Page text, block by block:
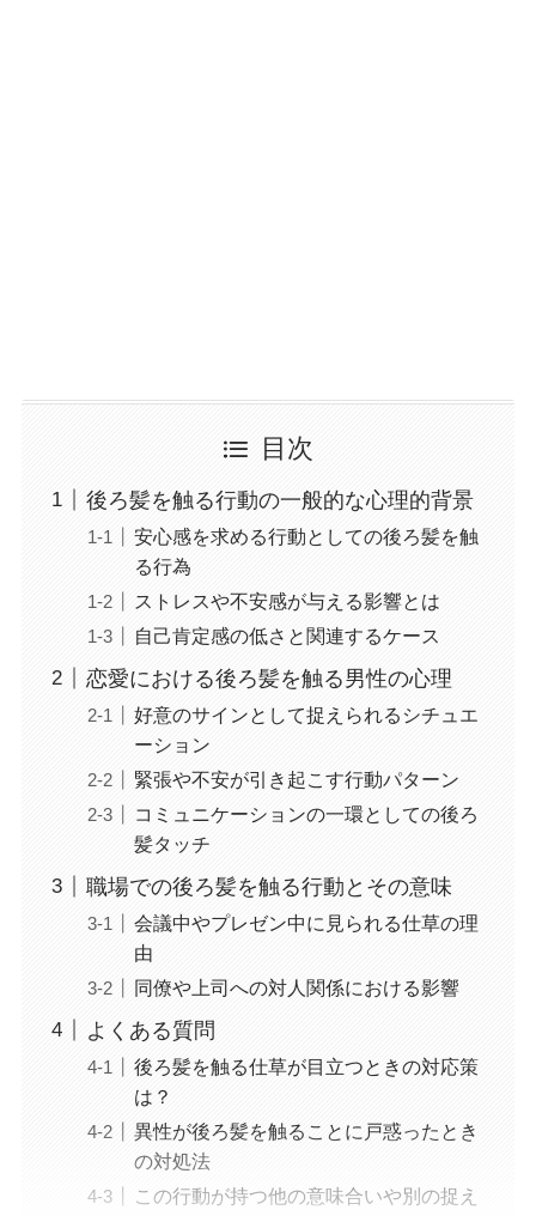
目次
後ろ髪を触る行動の一般的な心理的背景
安心感を求める行動としての後ろ髪を触
る行為
ストレスや不安感が与える影響とは
自己肯定感の低さと関連するケース
恋愛における後ろ髪を触る男性の心理
好意のサインとして捉えられるシチュエ
ーション
緊張や不安が引き起こす行動パターン
コミュニケーションの一環としての後ろ
髪タッチ
職場での後ろ髪を触る行動とその意味
会議中やプレゼン中に見られる仕草の理
由
同僚や上司への対人関係における影響
よくある質問
後ろ髪を触る仕草が目立つときの対応策
は？
異性が後ろ髪を触ることに戸惑ったとき
の対処法
この行動が持つ他の意味合いや別の捉え